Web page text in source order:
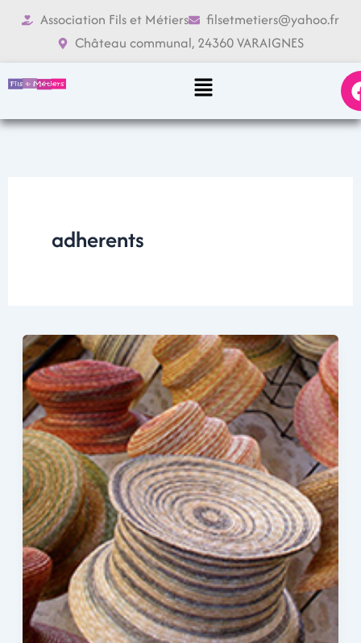
Aller
Association Fils et Métiers
filsetmetiers@yahoo.fr
Château communal, 24360 VARAIGNES
Menu
adherents